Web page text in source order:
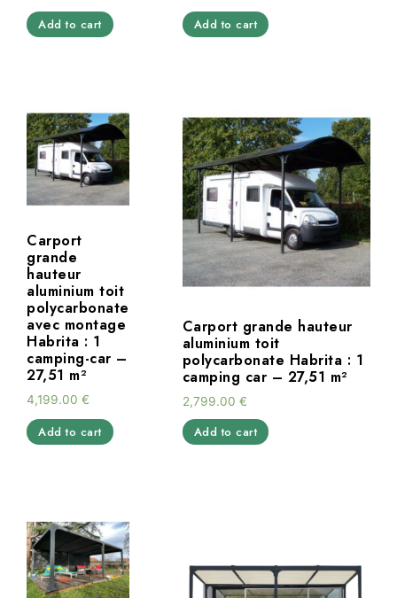
Add to cart Add to cart
Carport
grande
hauteur
aluminium toit
polycarbonate
avec montage
Habrita : 1
camping-car –
27,51 m²
4,199.00 €
Add to cart
Carport grande hauteur
aluminium toit
polycarbonate Habrita : 1
camping car – 27,51 m²
2,799.00 €
Add to cart